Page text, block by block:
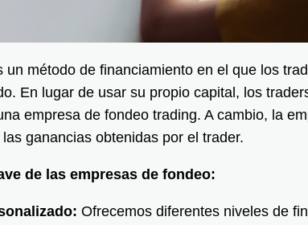
un método de financiamiento en el que los
En lugar de usar su propio capital, los
empresa de fondeo trading. A cambio, la
ganancias obtenidas por el trader.
de las empresas de fondeo:
Ofrecemos diferentes niveles de